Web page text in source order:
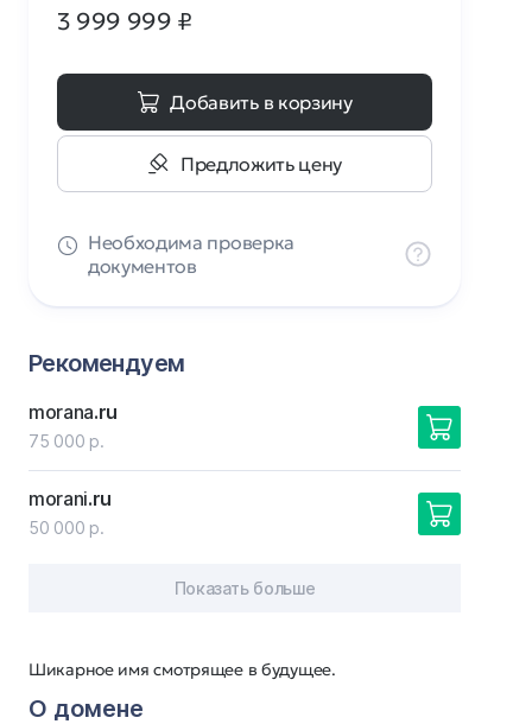
Шикарное имя смотрящее в будущее.
О домене
3 999 999 ₽
Добавить в корзину
Предложить цену
Необходима проверка
документов
Рекомендуем
morana.ru
75 000 р.
morani.ru
50 000 р.
Показать больше